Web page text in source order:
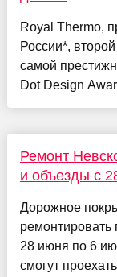
Royal Thermo,
России*,
самой
Dot Design
Ремонт
и объезды с
Дорожное
ремонтировать
28 июня по 6
смогут